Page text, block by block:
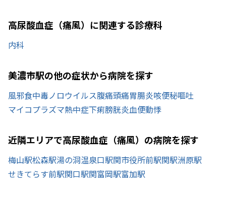
高尿酸血症（痛風）に関連する診療科
内科
美濃市駅の他の症状から病院を探す
風邪食中毒ノロウイルス腹痛頭痛胃腸炎咳便秘嘔吐
マイコプラズマ熱中症下痢膀胱炎血便動悸
近隣エリアで高尿酸血症（痛風）の病院を探す
梅山駅松森駅湯の洞温泉口駅関市役所前駅関駅洲原駅
せきてらす前駅関口駅関富岡駅富加駅